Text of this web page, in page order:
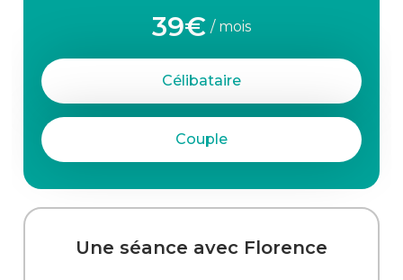
39€ / mois
Célibataire
Couple
Une séance avec Florence